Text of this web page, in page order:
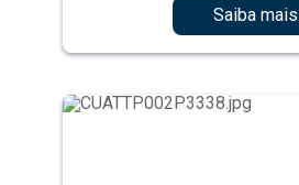
Saiba mais